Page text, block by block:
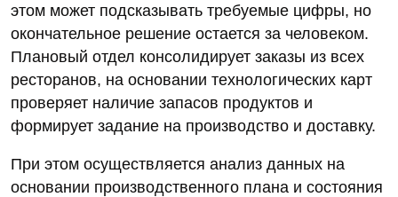
этом может подсказывать требуемые цифры, но
окончательное решение остается за человеком.
Плановый отдел консолидирует заказы из всех
ресторанов, на основании технологических карт
проверяет наличие запасов продуктов и
формирует задание на производство и доставку.
При этом осуществляется анализ данных на
основании производственного плана и состояния